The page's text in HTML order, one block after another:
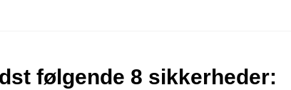
følgende 8 sikkerheder: